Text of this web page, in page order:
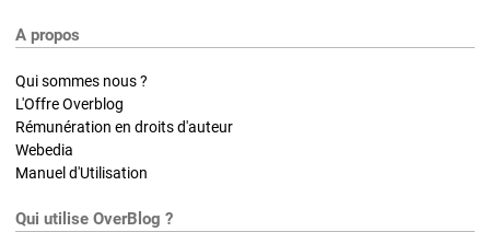
A propos
Qui sommes nous ?
L'Offre Overblog
Rémunération en droits d'auteur
Webedia
Manuel d'Utilisation
Qui utilise OverBlog ?